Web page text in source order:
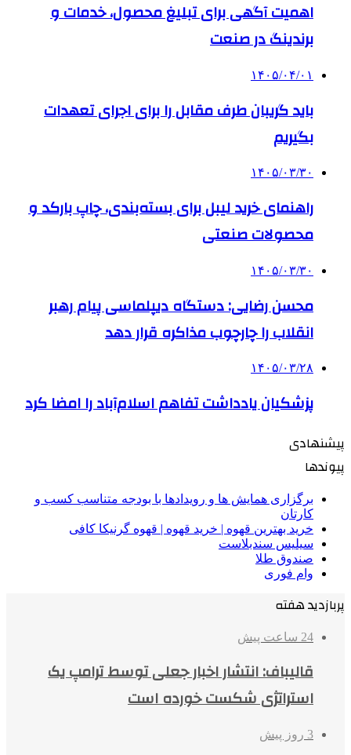
اهمیت آگهی برای تبلیغ محصول، خدمات و
برندینگ در صنعت
۱۴۰۵/۰۴/۰۱
باید گریبان طرف مقابل را برای اجرای تعهدات
بگیریم
۱۴۰۵/۰۳/۳۰
راهنمای خرید لیبل برای بسته‌بندی، چاپ بارکد و
محصولات صنعتی
۱۴۰۵/۰۳/۳۰
محسن رضایی: دستگاه دیپلماسی پیام رهبر
انقلاب را چارچوب مذاکره قرار دهد
۱۴۰۵/۰۳/۲۸
پزشکیان یادداشت تفاهم اسلام‌آباد را امضا کرد
پیشنهادی
پیوندها
برگزاری همایش ها و رویدادها با بودجه متناسب کسب و
کارتان
خرید بهترین قهوه | خرید قهوه | قهوه گرنیکا کافی
سیلیس سندبلاست
صندوق طلا
وام فوری
پربازدید هفته
24 ساعت پیش
قالیباف: انتشار اخبار جعلی توسط ترامپ یک
استراتژی شکست خورده است
3 روز پیش